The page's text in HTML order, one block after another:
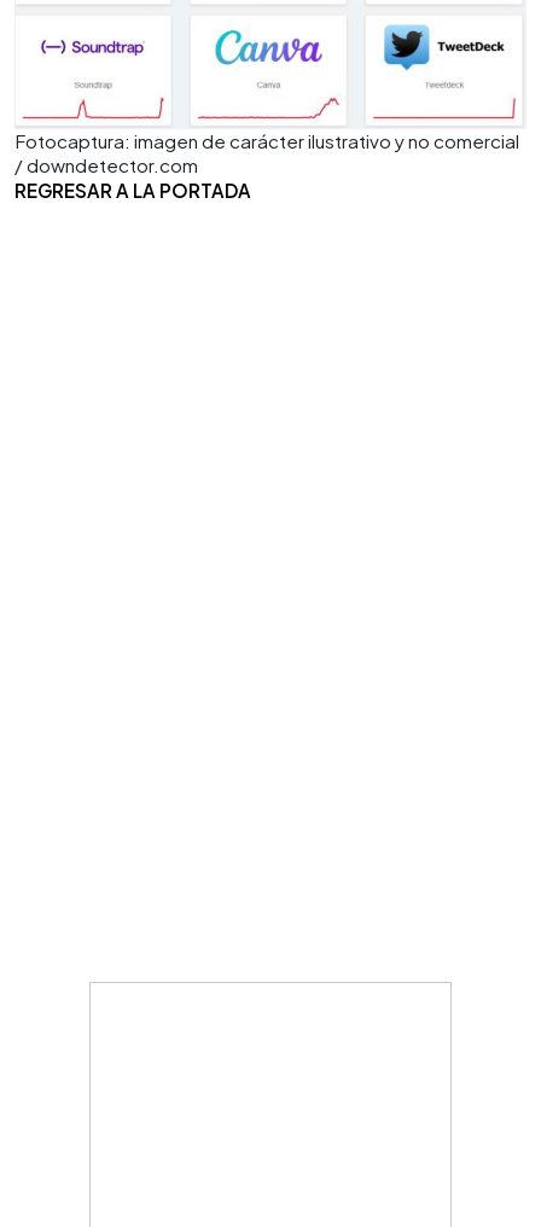
Fotocaptura: imagen de carácter ilustrativo y no comercial
/ downdetector.com
REGRESAR A LA PORTADA